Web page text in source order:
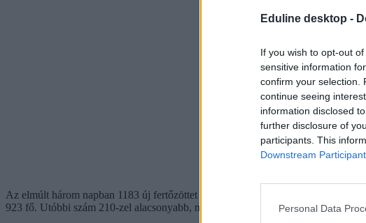
Eduline desktop -
If you wish to opt-out
sensitive information
confirm your selection.
continue seeing
information disclosed
further disclosure of
participants. This
Downstream
Personal Data
Az elmúlt három napban 1183 új fertőzöttet találtak, ezzel a járvány kezdete óta
923 fő. Utóbbi szám 210-zel alacsonyabb, mint amiről pénteken számoltak be.